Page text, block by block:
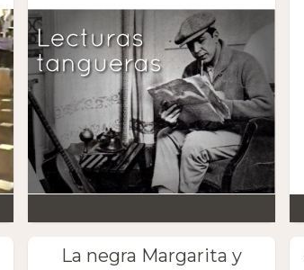
La negra Margarita y